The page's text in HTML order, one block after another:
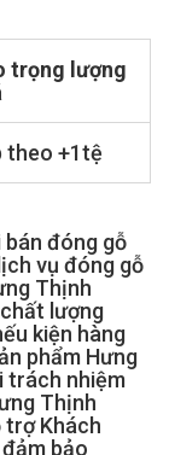
trọng lượng
theo +1tệ
đóng gỗ
vụ đóng gỗ
Thịnh
lượng
kiện hàng
phẩm Hưng
trách nhiệm
Thịnh
trợ Khách
bảo